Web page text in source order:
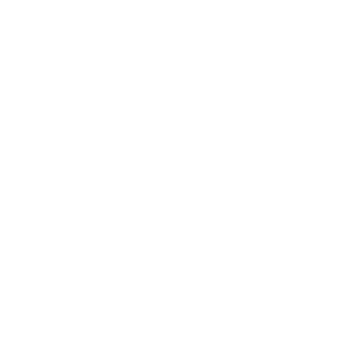
yeni sunucuya otomatik olarak senkronize olur ve iş sisteminizi